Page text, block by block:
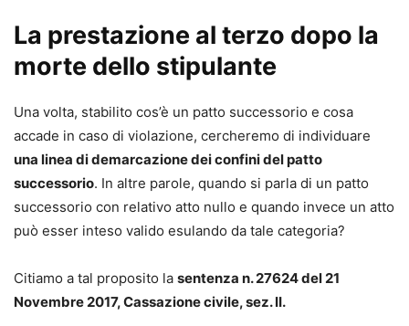
La prestazione al terzo dopo la
morte dello stipulante
Una volta, stabilito cos’è un patto successorio e cosa
accade in caso di violazione, cercheremo di individuare
una linea di demarcazione dei confini del patto
successorio. In altre parole, quando si parla di un patto
successorio con relativo atto nullo e quando invece un atto
può esser inteso valido esulando da tale categoria?
Citiamo a tal proposito la sentenza n. 27624 del 21
Novembre 2017, Cassazione civile, sez. II.